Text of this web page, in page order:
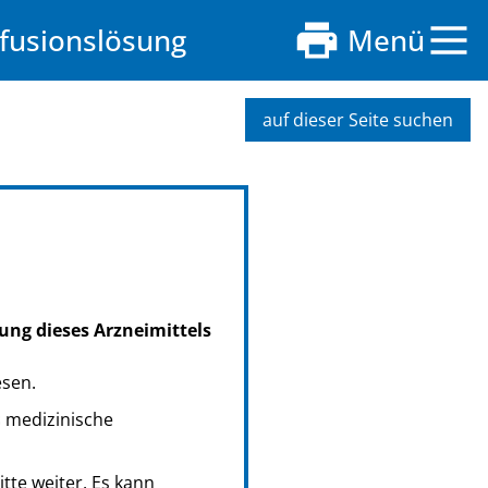
Menü
auf dieser Seite suchen
dieses Arzneimittels
medizinische
weiter. Es kann